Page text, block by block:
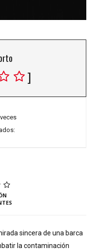
]
veces
sincera de una barca
la contaminación